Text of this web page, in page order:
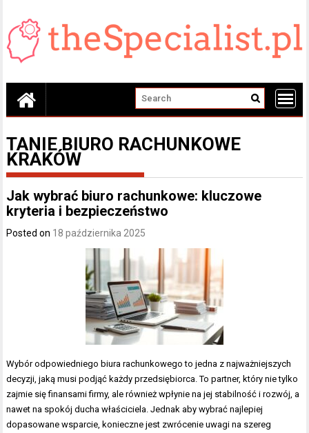
content
TANIE BIURO RACHUNKOWE
KRAKÓW
Jak wybrać biuro rachunkowe: kluczowe
kryteria i bezpieczeństwo
Posted on 18 października 2025
Wybór odpowiedniego biura rachunkowego to jedna z najważniejszych
decyzji, jaką musi podjąć każdy przedsiębiorca. To partner, który nie tylko
zajmie się finansami firmy, ale również wpłynie na jej stabilność i rozwój, a
nawet na spokój ducha właściciela. Jednak aby wybrać najlepiej
dopasowane wsparcie, konieczne jest zwrócenie uwagi na szereg